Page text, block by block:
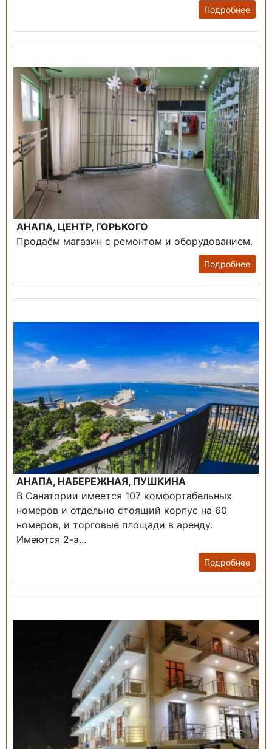
Подробнее
АНАПА, ЦЕНТР, ГОРЬКОГО
Продаём магазин с ремонтом и оборудованием.
Подробнее
АНАПА, НАБЕРЕЖНАЯ, ПУШКИНА
В Санатории имеется 107 комфортабельных
номеров и отдельно стоящий корпус на 60
номеров, и торговые площади в аренду.
Имеются 2-а...
Подробнее